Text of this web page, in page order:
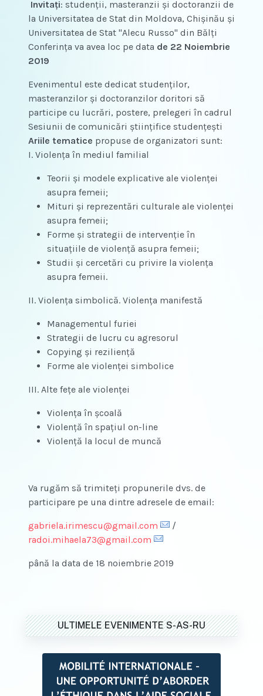
Invitați: studenții, masteranzii și doctoranzii de
la Universitatea de Stat din Moldova, Chișinău și
Universitatea de Stat "Alecu Russo" din Bălți
Conferinţa va avea loc pe data de 22 Noiembrie
2019
Evenimentul este dedicat studenților,
masteranzilor și doctoranzilor doritori să
participe cu lucrări, postere, prelegeri în cadrul
Sesiunii de comunicări științifice studențești
Ariile tematice propuse de organizatori sunt:
I. Violenţa în mediul familial
Teorii și modele explicative ale violenței
asupra femeii;
Mituri şi reprezentări culturale ale violenţei
asupra femeii;
Forme şi strategii de intervenţie în
situaţiile de violenţă asupra femeii;
Studii şi cercetări cu privire la violenţa
asupra femeii.
II. Violenţa simbolică. Violenţa manifestă
Managementul furiei
Strategii de lucru cu agresorul
Copying şi rezilienţă
Forme ale violenței simbolice
III. Alte feţe ale violenţei
Violenţa în şcoală
Violenţă în spaţiul on-line
Violenţă la locul de muncă
Va rugăm să trimiteți propunerile dvs. de
participare pe una dintre adresele de email:
gabriela.irimescu@gmail.com
/
radoi.mihaela73@gmail.com
până la data de 18 noiembrie 2019
ULTIMELE EVENIMENTE S-AS-RU